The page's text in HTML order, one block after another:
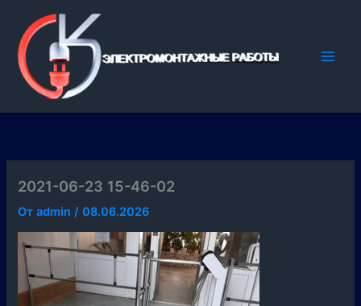
содержимому
2021-06-23 15-46-02
Отadmin/08.06.2026